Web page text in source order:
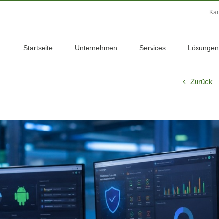
Startseite Unternehmen Services Lösungen
Zurück